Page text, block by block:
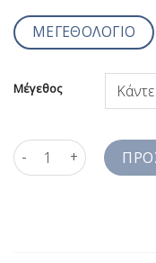
ΜΕΓΕΘΟΛΟΓΙΟ
Μέγεθος
Ανδρικό Πουκάμισο